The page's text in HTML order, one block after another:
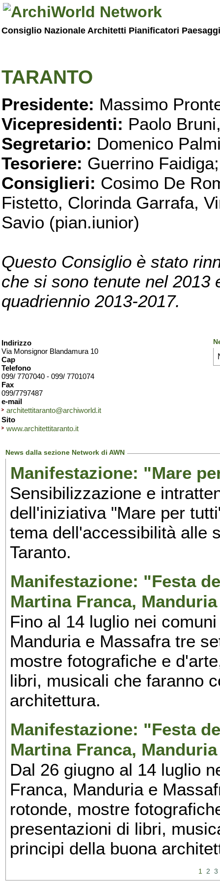
Consiglio Nazionale Architetti Pianificatori
TARANTO
Presidente: Massimo
Vicepresidenti: Paolo
Segretario: Domenico
Tesoriere: Guerrino Faidiga;
Consiglieri: Cosimo De
Fistetto, Clorinda Garrafa,
Savio (pian.iunior)
Questo Consiglio è stato
che si sono tenute nel 2013
quadriennio 2013-2017.
Indirizzo
Via Monsignor Blandamura 10
Cap
Telefono
099/ 7707040 - 099/ 7701074
Fax
099/7797487
e-mail
architettitaranto@archiworld.it
Sito
www.architettitaranto.it
News dalla sezione Network di AWN
Manifestazione: "Mare
Sensibilizzazione e
dell'iniziativa "Mare per
tema dell'accessibilità alle
Taranto.
Manifestazione: "Festa
Martina Franca,
Fino al 14 luglio nei
Manduria e Massafra tre
mostre fotografiche e
libri, musicali che faranno
architettura.
Manifestazione: "Festa
Martina Franca,
Dal 26 giugno al 14 luglio
Franca, Manduria e
rotonde, mostre
presentazioni di libri,
principi della buona
1 2 3